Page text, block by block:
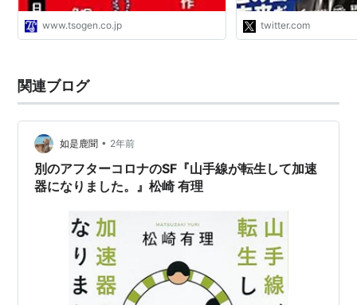
www.tsogen.co.jp twitter.com
関連ブログ
如是鹿聞 • 2年前
別のアフターコロナのSF『山手線が転生して加速
器になりました。』松崎 有理